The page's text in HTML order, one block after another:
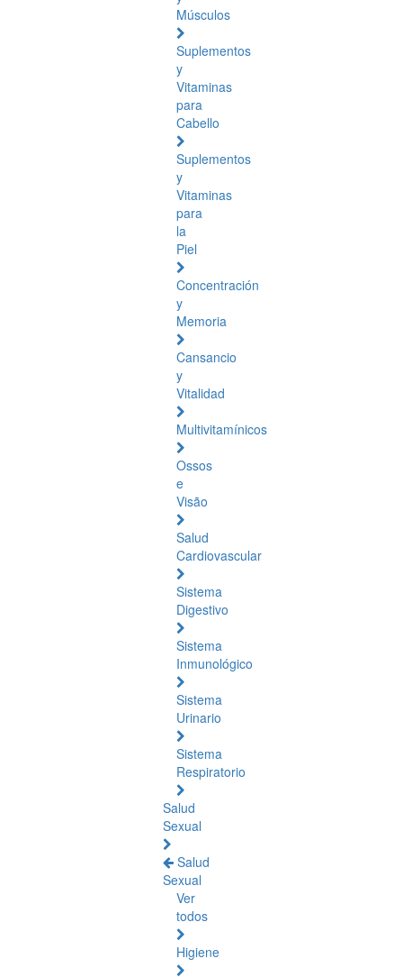
Músculos
Suplementos
y
Vitaminas
para
Cabello
Suplementos
y
Vitaminas
para
la
Piel
Concentración
y
Memoria
Cansancio
y
Vitalidad
Multivitamínicos
Ossos
e
Visão
Salud
Cardiovascular
Sistema
Digestivo
Sistema
Inmunológico
Sistema
Urinario
Sistema
Respiratorio
Salud
Sexual
Salud
Sexual
Ver
todos
Higiene